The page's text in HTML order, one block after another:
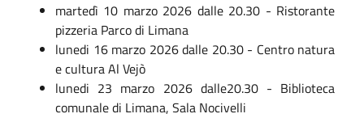
martedì 10 marzo 2026 dalle 20.30 - Ristorante
pizzeria Parco di Limana
lunedi 16 marzo 2026 dalle 20.30 - Centro natura
e cultura Al Vejò
lunedi 23 marzo 2026 dalle20.30 - Biblioteca
comunale di Limana, Sala Nocivelli